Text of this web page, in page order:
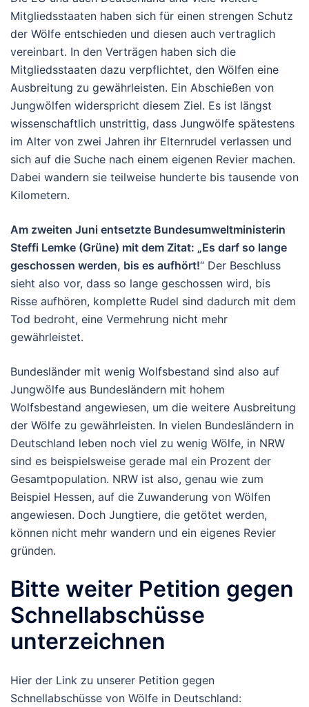
Mitgliedsstaaten haben sich für einen strengen Schutz
der Wölfe entschieden und diesen auch vertraglich
vereinbart. In den Verträgen haben sich die
Mitgliedsstaaten dazu verpflichtet, den Wölfen eine
Ausbreitung zu gewährleisten. Ein Abschießen von
Jungwölfen widerspricht diesem Ziel. Es ist längst
wissenschaftlich unstrittig, dass Jungwölfe spätestens
im Alter von zwei Jahren ihr Elternrudel verlassen und
sich auf die Suche nach einem eigenen Revier machen.
Dabei wandern sie teilweise hunderte bis tausende von
Kilometern.
Am zweiten Juni entsetzte Bundesumweltministerin
Steffi Lemke (Grüne) mit dem Zitat: „Es darf so lange
geschossen werden, bis es aufhört!“ Der Beschluss
sieht also vor, dass so lange geschossen wird, bis
Risse aufhören, komplette Rudel sind dadurch mit dem
Tod bedroht, eine Vermehrung nicht mehr
gewährleistet.
Bundesländer mit wenig Wolfsbestand sind also auf
Jungwölfe aus Bundesländern mit hohem
Wolfsbestand angewiesen, um die weitere Ausbreitung
der Wölfe zu gewährleisten. In vielen Bundesländern in
Deutschland leben noch viel zu wenig Wölfe, in NRW
sind es beispielsweise gerade mal ein Prozent der
Gesamtpopulation. NRW ist also, genau wie zum
Beispiel Hessen, auf die Zuwanderung von Wölfen
angewiesen. Doch Jungtiere, die getötet werden,
können nicht mehr wandern und ein eigenes Revier
gründen.
Bitte weiter Petition gegen
Schnellabschüsse
unterzeichnen
Hier der Link zu unserer Petition gegen
Schnellabschüsse von Wölfe in Deutschland: